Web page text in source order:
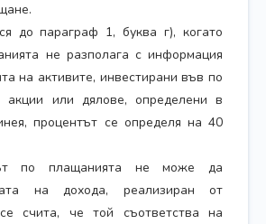
до параграф 1, буква г), когато
не разполага с информация
на активите, инвестирани във по
или дялове, определени в
процентът се определя на 40
по плащанията не може да
на дохода, реализиран от
счита, че той съответства на